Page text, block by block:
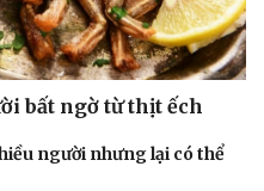
bất ngờ từ thịt ếch
người nhưng lại có thể